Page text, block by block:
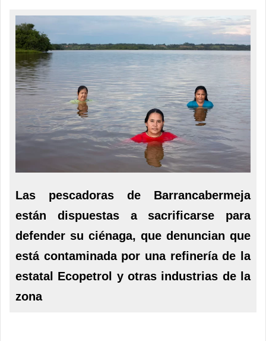
Las pescadoras de Barrancabermeja
están dispuestas a sacrificarse para
defender su ciénaga, que denuncian que
está contaminada por una refinería de la
estatal Ecopetrol y otras industrias de la
zona